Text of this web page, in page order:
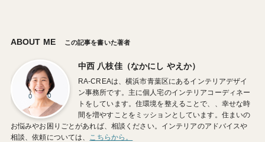
ABOUT ME この記事を書いた著者
中西 八枝佳（なかにし やえか）
RA-CREAは、横浜市青葉区にあるインテリアデザイ
ン事務所です。主に個人宅のインテリアコーディネー
トをしています。住環境を整えることで、、幸せな時
間を増やすことをミッションとしています。住まいの
お悩みやお困りごとがあれば、相談ください。インテリアのアドバイスや
相談、依頼については、
こちらから。